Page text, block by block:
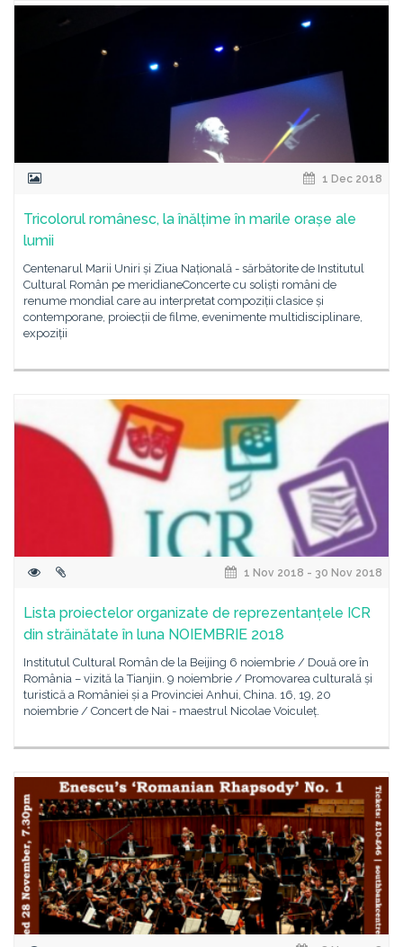
1 Dec 2018
Tricolorul românesc, la înălțime în marile orașe ale
lumii
Centenarul Marii Uniri și Ziua Națională - sărbătorite de Institutul
Cultural Român pe meridianeConcerte cu soliști români de
renume mondial care au interpretat compoziții clasice și
contemporane, proiecții de filme, evenimente multidisciplinare,
expoziții
1 Nov 2018 - 30 Nov 2018
Lista proiectelor organizate de reprezentanțele ICR
din străinătate în luna NOIEMBRIE 2018
Institutul Cultural Român de la Beijing 6 noiembrie / Două ore în
România – vizită la Tianjin. 9 noiembrie / Promovarea culturală și
turistică a României și a Provinciei Anhui, China. 16, 19, 20
noiembrie / Concert de Nai - maestrul Nicolae Voiculeț.